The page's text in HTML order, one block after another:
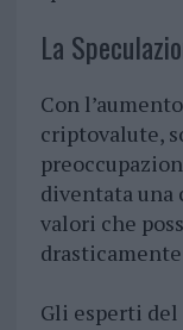
La
Con
criptovalute,
diventata
valori che
Gli esperti